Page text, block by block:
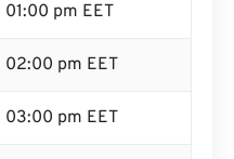
01:00 pm EET
02:00 pm EET
03:00 pm EET